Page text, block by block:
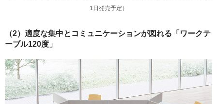
1日発売予定）
（2）適度な集中とコミュニケーションが図れる「ワークテ
ーブル120度」